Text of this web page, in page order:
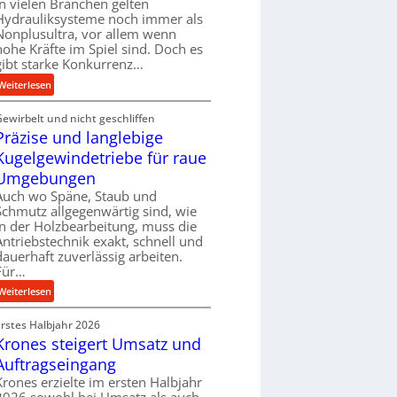
e
r
f
o
r
m
c
e
b
e
i
m
D
r
ü
c
p
r
o
z
vielen Branchen gelten
noch immer als
vor allem wenn
Kräfte im Spiel sind. Doch es
starke Konkurrenz…
:
K
u
g
l
g
e
w
i
n
e
t
r
e
b
u
und nicht geschliffen
und langlebige
für raue
wo Späne, Staub und
allgegenwärtig sind, wie
der Holzbearbeitung, muss die
exakt, schnell und
zuverlässig arbeiten.
:
P
r
ä
i
s
Halbjahr 2026
steigert Umsatz und
erzielte im ersten Halbjahr